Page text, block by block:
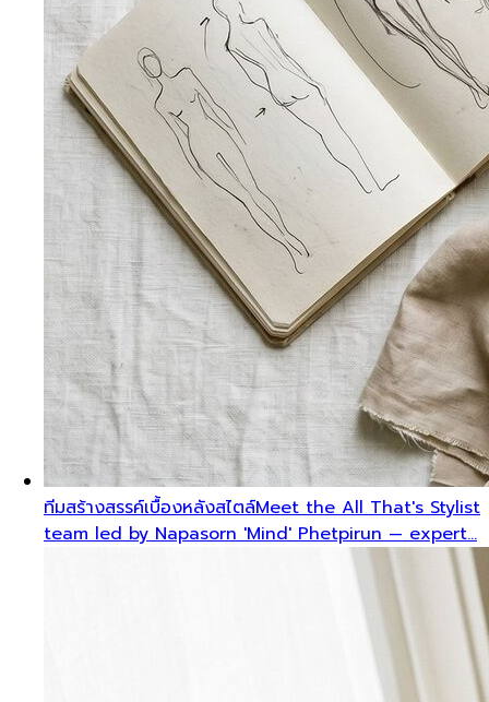
ทีมสร้างสรรค์เบื้องหลังสไตล์Meet the All That's Stylist
team led by Napasorn 'Mind' Phetpirun — expert…